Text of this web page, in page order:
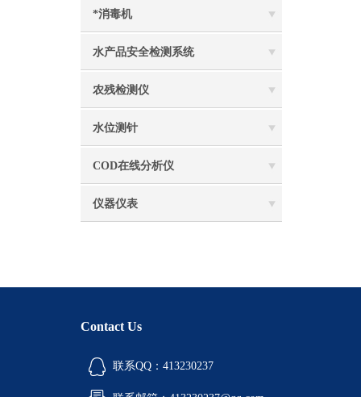
*消毒机
水产品安全检测系统
农残检测仪
水位测针
COD在线分析仪
仪器仪表
Contact Us
联系QQ：413230237